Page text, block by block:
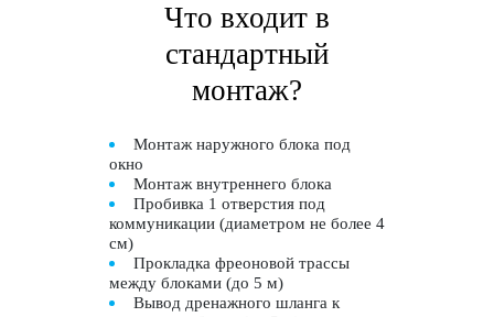
Что входит в
стандартный
монтаж?
Монтаж наружного блока под
окно
Монтаж внутреннего блока
Пробивка 1 отверстия под
коммуникации (диаметром не более 4
см)
Прокладка фреоновой трассы
между блоками (до 5 м)
Вывод дренажного шланга к